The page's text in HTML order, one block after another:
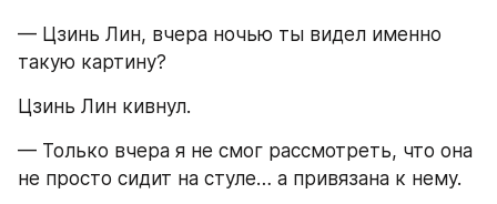
— Цзинь Лин, вчера ночью ты видел именно
такую картину?
Цзинь Лин кивнул.
— Только вчера я не смог рассмотреть, что она
не просто сидит на стуле… а привязана к нему.